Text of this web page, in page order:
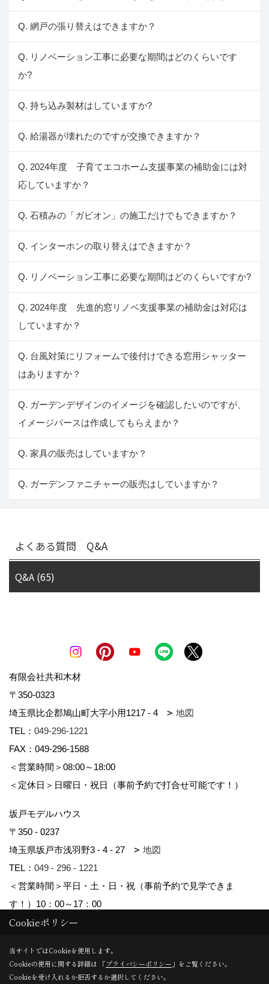
Q. 網戸の張り替えはできますか？
Q. リノベーション工事に必要な期間はどのくらいです
か?
Q. 持ち込み製材はしていますか?
Q. 給湯器が壊れたのですが交換できますか？
Q. 2024年度 子育てエコホーム支援事業の補助金には対
応していますか？
Q. 石積みの「ガビオン」の施工だけでもできますか？
Q. インターホンの取り替えはできますか？
Q. リノベーション工事に必要な期間はどのくらいですか?
Q. 2024年度 先進的窓リノベ支援事業の補助金は対応は
していますか？
Q. 台風対策にリフォームで後付けできる窓用シャッター
はありますか？
Q. ガーデンデザインのイメージを確認したいのですが、
イメージパースは作成してもらえまか？
Q. 家具の販売はしていますか？
Q. ガーデンファニチャーの販売はしていますか？
よくある質問 Q&A
Q&A (65)
有限会社共和木材
〒350-0323
埼玉県比企郡鳩山町大字小用1217 - 4
地図
TEL： 049-296-1221
FAX：049-296-1588
＜営業時間＞08:00～18:00
＜定休日＞日曜日・祝日（事前予約で打合せ可能です！）
坂戸モデルハウス
〒350 - 0237
埼玉県坂戸市浅羽野3 - 4 - 27
地図
TEL： 049 - 296 - 1221
＜営業時間＞平日・土・日・祝（事前予約で見学できま
す！）10：00～17：00
Copyright (c) kyowa. All Rights Reserved.
Produced byゴデスクリエイト
Cookieポリシー
当サイトではCookieを使用します。
Cookieの使用に関する詳細は 「プライバシーポリシー 」をご覧ください。
Cookieを受け入れるか拒否するか選択してください。